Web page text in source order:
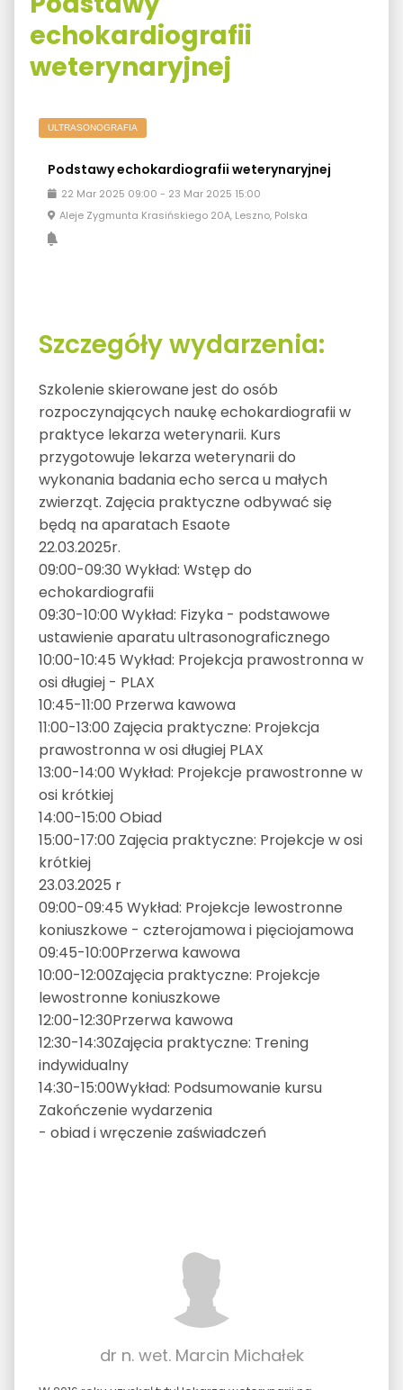
echokardiografii
weterynaryjnej
ULTRASONOGRAFIA
Podstawy echokardiografii weterynaryjnej
22 Mar 2025 09:00 - 23 Mar 2025 15:00
Aleje Zygmunta Krasińskiego 20A, Leszno, Polska
Szczegóły wydarzenia:
Szkolenie skierowane jest do osób
rozpoczynających naukę echokardiografii w
praktyce lekarza weterynarii. Kurs
przygotowuje lekarza weterynarii do
wykonania badania echo serca u małych
zwierząt. Zajęcia praktyczne odbywać się
będą na aparatach Esaote
22.03.2025r.
09:00-09:30 Wykład: Wstęp do
echokardiografii
09:30-10:00 Wykład: Fizyka - podstawowe
ustawienie aparatu ultrasonograficznego
10:00-10:45 Wykład: Projekcja prawostronna w
osi długiej - PLAX
10:45-11:00 Przerwa kawowa
11:00-13:00 Zajęcia praktyczne: Projekcja
prawostronna w osi długiej PLAX
13:00-14:00 Wykład: Projekcje prawostronne w
osi krótkiej
14:00-15:00 Obiad
15:00-17:00 Zajęcia praktyczne: Projekcje w osi
krótkiej
23.03.2025 r
09:00-09:45 Wykład: Projekcje lewostronne
koniuszkowe - czterojamowa i pięciojamowa
09:45-10:00Przerwa kawowa
10:00-12:00Zajęcia praktyczne: Projekcje
lewostronne koniuszkowe
12:00-12:30Przerwa kawowa
12:30-14:30Zajęcia praktyczne: Trening
indywidualny
14:30-15:00Wykład: Podsumowanie kursu
Zakończenie wydarzenia
- obiad i wręczenie zaświadczeń
dr n. wet. Marcin Michałek